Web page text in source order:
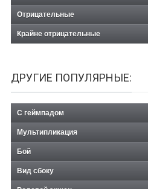
Отрицательные
Крайне отрицательные
ДРУГИЕ ПОПУЛЯРНЫЕ:
С геймпадом
Мультипликация
Бой
Вид сбоку